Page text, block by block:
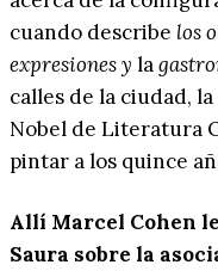
cuando describe los
expresiones y la
calles de la ciudad,
Nobel de Literatura
pintar a los quince
Allí Marcel Cohen
Saura sobre la